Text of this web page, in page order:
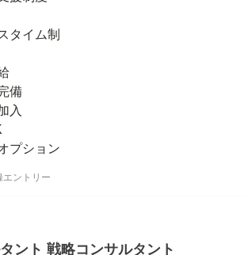
タイム制
備
入
プション
エントリー
ント 戦略コンサルタント